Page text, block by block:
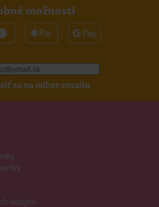
možnosti
sa na odber emailu
údajov